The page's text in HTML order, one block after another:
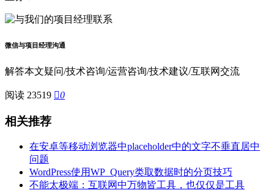
微信与项目经理沟通
解答本文疑问/技术咨询/运营咨询/技术建议/互联网交流
阅读 23519 0
相关推荐
在安卓等移动浏览器中placeholder中的文字不垂直居中
问题
WordPress使用WP_Query类取数据时的分页技巧
不能太极端：互联网中万物皆工具，也仅仅是工具